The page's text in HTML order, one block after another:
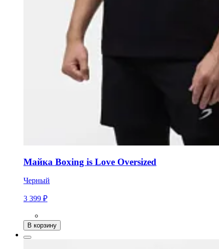
Майка Boxing is Love Oversized
Черный
3 399 ₽
В корзину